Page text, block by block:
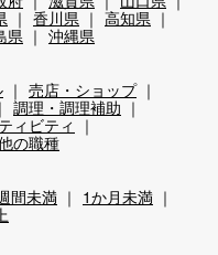
香川県
高知県
県 沖縄県
売店・ショップ
調理・調理補助
ィビティ
の職種
間未満
1か月未満